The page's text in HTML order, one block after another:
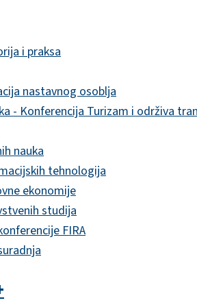
i praksa
nastavnog osoblja
- Konferencija Turizam i održiva
nauka
tehnologija
ekonomije
studija
FIRA